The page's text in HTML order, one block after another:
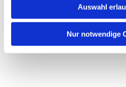
Auswahl
Nur notwendige